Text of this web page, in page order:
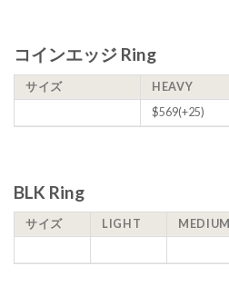
コインエッジ Ring
サイズ HEAVY
$569(+25)
BLK Ring
サイズ LIGHT MEDIUM